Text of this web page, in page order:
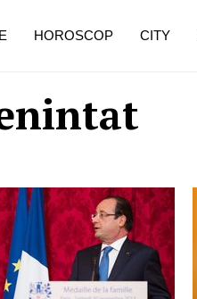
HOROSCOP CITY
dureroasă este investigația